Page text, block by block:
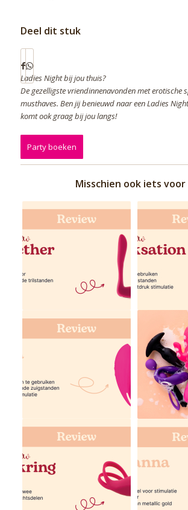
Deel dit stuk
Ladies Night bij jou thuis?
De gezelligste vriendinnenavonden met erotische
musthaves. Ben jij benieuwd naar een Ladies
komt ook graag bij jou langs!
Party boeken
Misschien ook iets voor